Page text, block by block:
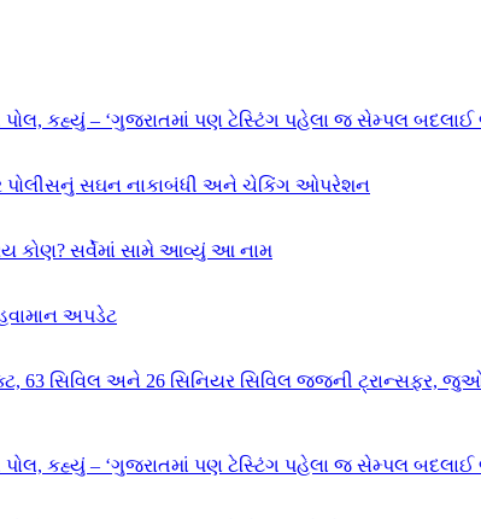
કહ્યું – ‘ગુજરાતમાં પણ ટેસ્ટિંગ પહેલા જ સેમ્પલ બદલાઈ
પોલીસનું સઘન નાકાબંધી અને ચેકિંગ ઓપરેશન
કોણ? સર્વેમાં સામે આવ્યું આ નામ
અપડેટ
63 સિવિલ અને 26 સિનિયર સિવિલ જજની ટ્રાન્સફર,
કહ્યું – ‘ગુજરાતમાં પણ ટેસ્ટિંગ પહેલા જ સેમ્પલ બદલાઈ